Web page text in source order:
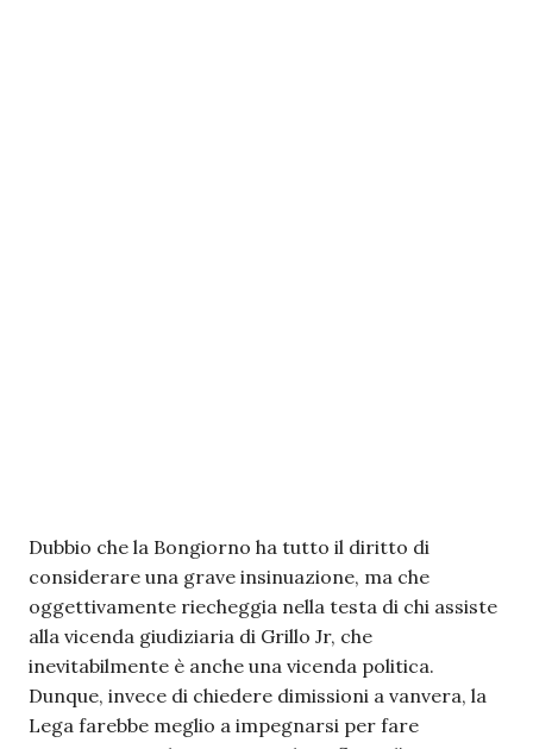
Dubbio che la Bongiorno ha tutto il diritto di
considerare una grave insinuazione, ma che
oggettivamente riecheggia nella testa di chi assiste
alla vicenda giudiziaria di Grillo Jr, che
inevitabilmente è anche una vicenda politica.
Dunque, invece di chiedere dimissioni a vanvera, la
Lega farebbe meglio a impegnarsi per fare